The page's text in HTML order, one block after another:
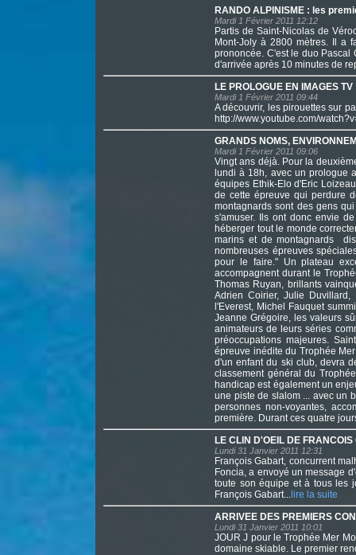
RANDO ALPINISME : les
Mardi 1 Février 2011 12:12
Partis de Saint-Nicolas de
Mont-Joly à 2800 mètres. Il a
prononcée. C'est le duo Pascal
d'arrivée après 10 minutes de
LE PROLOGUE EN IMAGES TV
Mardi 1 Février 2011 09:44
A découvrir, les pirouettes sur
http://www.youtube.com/
GRANDS NOMS,
Mardi 1 Février 2011 09:06
Vingt ans déjà. Pour la
lundi à 18h, avec un prologue
équipes Ethik-Elo d'Eric
de cette épreuve qui perdure
montagnards sont des gens
s'amuser. Ils ont donc envie
héberger tout le monde
marins et de montagnards
nombreuses épreuves
pour le faire." Un plateau
accompagnent durant le
Thomas Ruyan, brillants
Adrien Coirier, Julie
l'Everest, Michel Fauquet
Jeanne Grégoire, les valeurs
animateurs de leurs séries
préoccupations majeures.
épreuve inédite du Trophée
d'un enfant du ski club, devra
classement général du
handicap est également un
une piste de slalom ... avec un
personnes non-voyantes,
première. Durant ces quatre
LE CLIN D'OEIL DE
Lundi 31 Janvier 2011 12:31
François Gabart, concurrent
Foncia, a envoyé un message
toute son équipe et à tous les
François Gabart... lire la suite
ARRIVEE DES PREMIERS
Lundi 31 Janvier 2011 10:01
JOUR J pour le Trophée Mer
domaine skiable. Le premier